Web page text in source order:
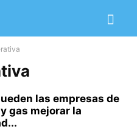
las empresas de
gas mejorar la